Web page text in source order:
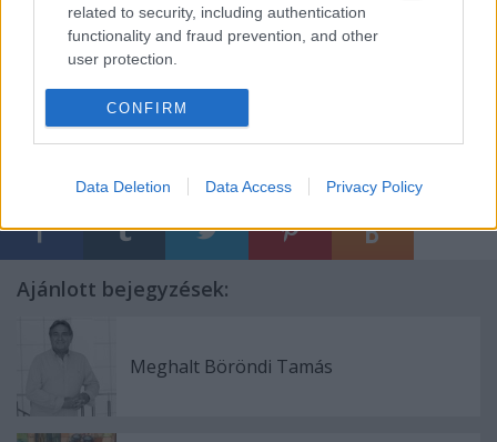
related to security, including authentication
functionality and fraud prevention, and other
user protection.
CONFIRM
Data Deletion Data Access Privacy Policy
Forrás: MTI
Ajánlott bejegyzések:
Meghalt Böröndi Tamás